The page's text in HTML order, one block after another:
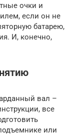
очки и
если он не
батарею,
И, конечно,
вал –
все
или